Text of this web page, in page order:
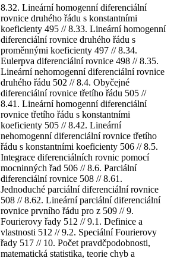
8.32. Lineární homogenní diferenciální
rovnice druhého řádu s konstantními
koeficienty 495 // 8.33. Lineární homogenní
diferenciální rovnice druhého řádu s
proměnnými koeficienty 497 // 8.34.
Eulerpva diferenciální rovnice 498 // 8.35.
Lineární nehomogenní diferenciální rovnice
druhého řádu 502 // 8.4. Obyčejné
diferenciální rovnice třetího řádu 505 //
8.41. Lineární homogenní diferenciální
rovnice třetího řádu s konstantními
koeficienty 505 // 8.42. Lineární
nehomogenní diferenciální rovnice třetího
řádu s konstantními koeficienty 506 // 8.5.
Integrace diferenciálních rovnic pomocí
mocninných řad 506 // 8.6. Parciální
diferenciální rovnice 508 // 8.61.
Jednoduché parciální diferenciální rovnice
508 // 8.62. Lineární parciální diferenciální
rovnice prvního řádu pro z 509 // 9.
Fourierovy řady 512 // 9.1. Definice a
vlastnosti 512 // 9.2. Speciální Fourierovy
řady 517 // 10. Počet pravdčpodobnosti,
matematická statistika, teorie chyb a